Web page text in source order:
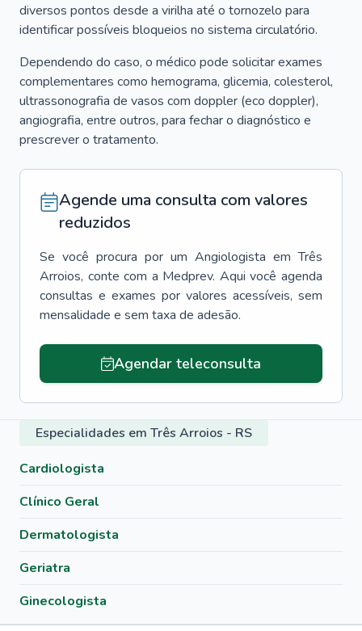
diversos pontos desde a virilha até o tornozelo para
identificar possíveis bloqueios no sistema circulatório.
Dependendo do caso, o médico pode solicitar exames
complementares como hemograma, glicemia, colesterol,
ultrassonografia de vasos com doppler (eco doppler),
angiografia, entre outros, para fechar o diagnóstico e
prescrever o tratamento.
Agende uma consulta com valores
reduzidos
Se você procura por um Angiologista em Três
Arroios, conte com a Medprev. Aqui você agenda
consultas e exames por valores acessíveis, sem
mensalidade e sem taxa de adesão.
Agendar teleconsulta
Especialidades em Três Arroios - RS
Cardiologista
Clínico Geral
Dermatologista
Geriatra
Ginecologista